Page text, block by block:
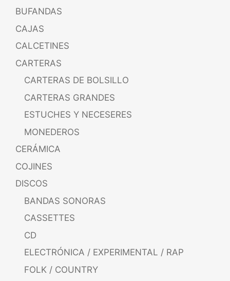
BUFANDAS
CAJAS
CALCETINES
CARTERAS
CARTERAS DE BOLSILLO
CARTERAS GRANDES
ESTUCHES Y NECESERES
MONEDEROS
CERÁMICA
COJINES
DISCOS
BANDAS SONORAS
CASSETTES
CD
ELECTRÓNICA / EXPERIMENTAL / RAP
FOLK / COUNTRY